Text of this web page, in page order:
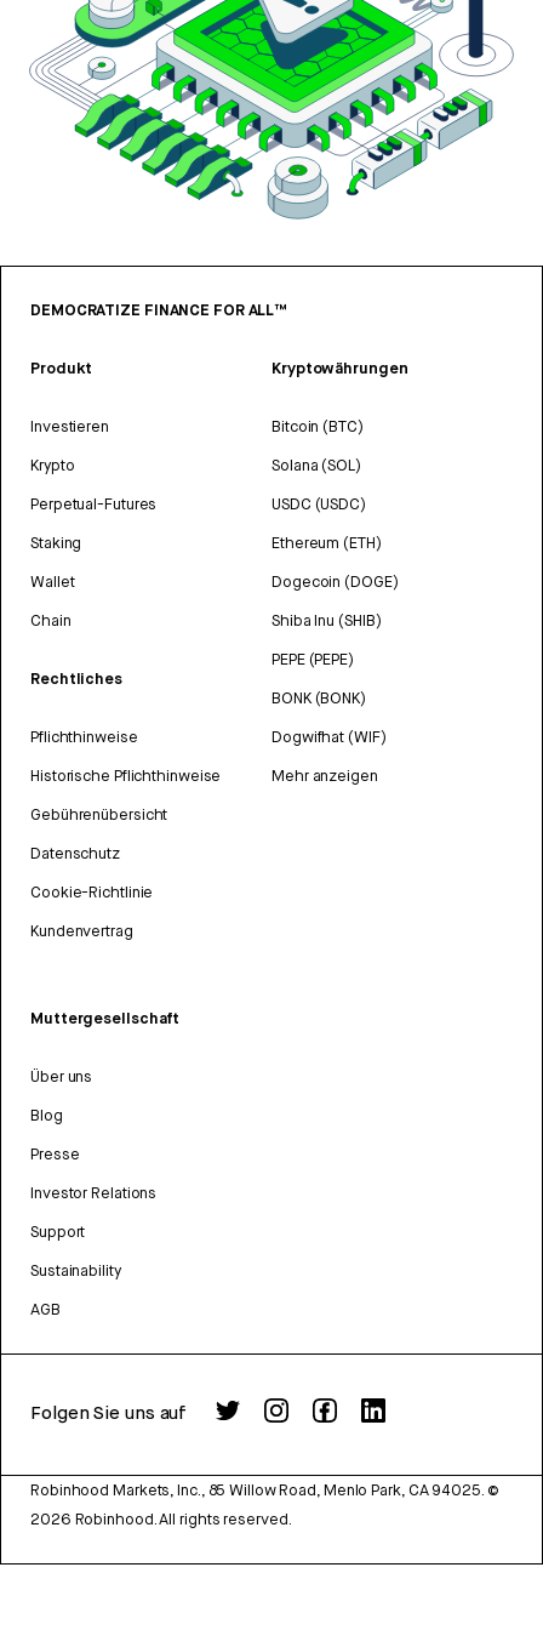
DEMOCRATIZE FINANCE FOR ALL™
Produkt
Investieren
Krypto
Perpetual-Futures
Staking
Wallet
Chain
Rechtliches
Pflichthinweise
Historische Pflichthinweise
Gebührenübersicht
Datenschutz
Cookie-Richtlinie
Kundenvertrag
Kryptowährungen
Bitcoin (BTC)
Solana (SOL)
USDC (USDC)
Ethereum (ETH)
Dogecoin (DOGE)
Shiba Inu (SHIB)
PEPE (PEPE)
BONK (BONK)
Dogwifhat (WIF)
Mehr anzeigen
Muttergesellschaft
Über uns
Blog
Presse
Investor Relations
Support
Sustainability
AGB
Folgen Sie uns auf
Robinhood Markets, Inc., 85 Willow Road, Menlo Park, CA 94025. ©
2026 Robinhood. All rights reserved.